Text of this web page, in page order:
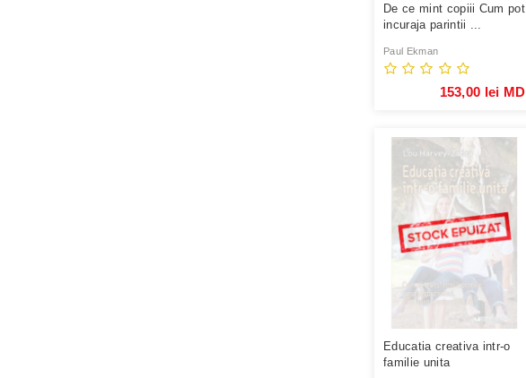
De ce mint copiii Cum pot
incuraja parintii ...
Paul Ekman
153,00 lei MD
Educatia creativa intr-o
familie unita